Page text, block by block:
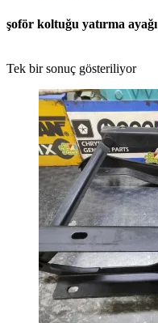
şoför koltuğu yatırma ayağı
Tek bir sonuç gösteriliyor